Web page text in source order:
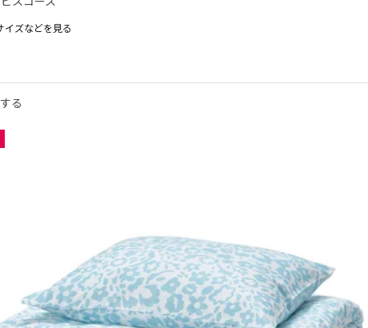
, 150x200/50x60 cm
50x60 cm
50x60 cm
イズなどを見る
ン: SLÅNHÖSTMAL スローンホストマル, 掛け布団カバー＆枕カバー,
る